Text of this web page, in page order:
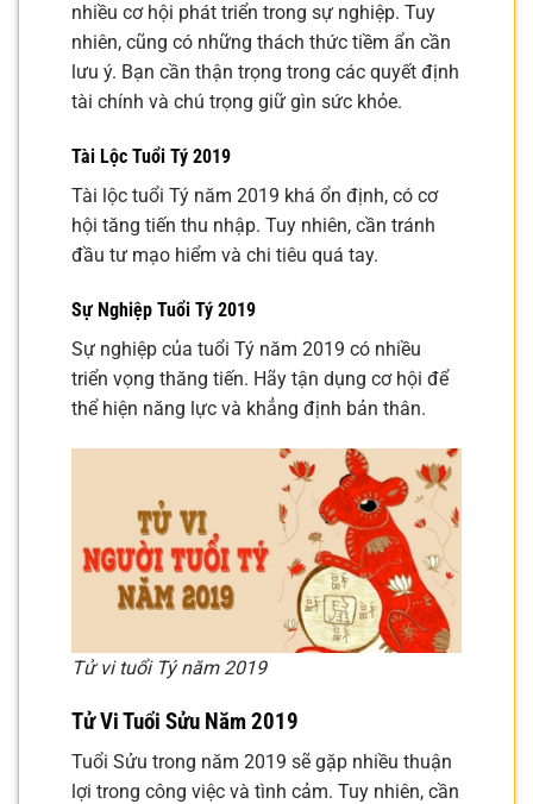
nhiều cơ hội phát triển trong sự nghiệp. Tuy
nhiên, cũng có những thách thức tiềm ẩn cần
lưu ý. Bạn cần thận trọng trong các quyết định
tài chính và chú trọng giữ gìn sức khỏe.
Tài Lộc Tuổi Tý 2019
Tài lộc tuổi Tý năm 2019 khá ổn định, có cơ
hội tăng tiến thu nhập. Tuy nhiên, cần tránh
đầu tư mạo hiểm và chi tiêu quá tay.
Sự Nghiệp Tuổi Tý 2019
Sự nghiệp của tuổi Tý năm 2019 có nhiều
triển vọng thăng tiến. Hãy tận dụng cơ hội để
thể hiện năng lực và khẳng định bản thân.
Tử vi tuổi Tý năm 2019
Tử Vi Tuổi Sửu Năm 2019
Tuổi Sửu trong năm 2019 sẽ gặp nhiều thuận
lợi trong công việc và tình cảm. Tuy nhiên, cần